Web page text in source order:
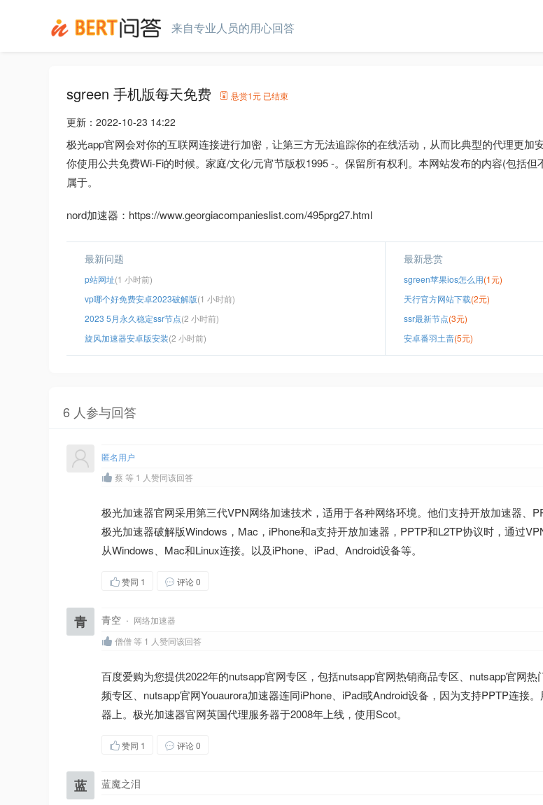
来自专业人员的用心回答
sgreen 手机版每天免费 悬赏1元 已结束
更新： 2022-10-23 14:22
极光app官网会对你的互联网连接进行加密，让第三方无法追踪你的在线活动，从而比典型的代理更加
你使用公共免费Wi-Fi的时候。家庭/文化/元宵节版权1995 -。保留所有权利。本网站发布的内容(包括
属于。
nord加速器：https://www.georgiacompanieslist.com/495prg27.html
最新问题
p站网址(1 小时前)
vp哪个好免费安卓2023破解版(1 小时前)
2023 5月永久稳定ssr节点(2 小时前)
旋风加速器安卓版安装(2 小时前)
最新悬赏
sgreen苹果ios怎么用(1元)
天行官方网站下载(2元)
ssr最新节点(3元)
安卓番羽土啬(5元)
6 人参与回答
匿名用户
蔡 等 1 人赞同该回答
极光加速器官网采用第三代VPN网络加速技术，适用于各种网络环境。他们支持开放加速器、
极光加速器破解版Windows，Mac，iPhone和a支持开放加速器，PPTP和L2TP协议时，通过
从Windows、Mac和Linux连接。以及iPhone、iPad、Android设备等。
赞同 1 评论 0
青 青空 · 网络加速器
僧僧 等 1 人赞同该回答
百度爱购为您提供2022年的nutsapp官网专区，包括nutsapp官网热销商品专区、nutsapp官网
频专区、nutsapp官网Youaurora加速器连同iPhone、iPad或Android设备，因为支持PPTP连接
器上。极光加速器官网英国代理服务器于2008年上线，使用Scot。
赞同 1 评论 0
蓝 蓝魔之泪